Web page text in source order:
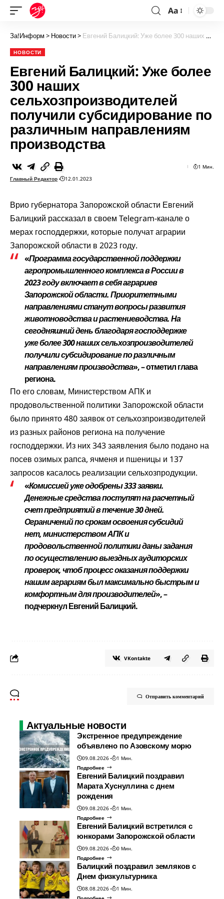
Aa
За!Информ > Новости> Евгений Балицкий: Уже более 300 наших сельхозпроизводителей получили субсидирование по различным направлениям производства
НОВОСТИ
Евгений Балицкий: Уже более
300 наших
сельхозпроизводителей
получили субсидирование по
различным направлениям
производства
Главный Редактор 12.01.2023
1 Мин.
Врио губернатора Запорожской области Евгений
Балицкий рассказал в своем Telegram-каналео
мерах господдержки, которые получат аграрии
Запорожской области в 2023 году.
«Программа государственной поддержки
агропромышленного комплекса в России в
2023 году включает в себя аграриев
Запорожской области. Приоритетными
направлениями станут вопросы развития
животноводства и растениеводства. На
сегодняшний день благодаря господдержке
уже более 300 наших сельхозпроизводителей
получили субсидирование по различным
направлениям производства», – отметил глава
региона.
По его словам, Министерством АПК и
продовольственной политики Запорожской области
было принято 480 заявок от сельхозпроизводителей
из разных районов региона на получение
господдержки. Из них 343 заявления было подано на
посев озимых рапса, ячменя и пшеницы и 137
запросов касалось реализации сельхозпродукции.
«Комиссией уже одобрены 333 заявки.
Денежные средства поступят на расчетный
счет предприятий в течение 30 дней.
Ограничений по срокам освоения субсидий
нет, министерством АПК и
продовольственной политики даны задания
по осуществлению выездных аудиторских
проверок, чтоб процесс оказания поддержки
нашим аграриям был максимально быстрым и
комфортным для производителей», –
подчеркнул Евгений Балицкий.
VKontakte
Отправить комментарий
Актуальные новости
Экстренное предупреждение
объявлено по Азовскому морю
09.08.2026
1 Мин.
Подробнее
Евгений Балицкий поздравил
Марата Хуснуллина с днем
рождения
09.08.2026
1 Мин.
Подробнее
Евгений Балицкий встретился с
юнкорами Запорожской области
09.08.2026
0 Мин.
Подробнее
Балицкий поздравил земляков с
Днем физкультурника
08.08.2026
1 Мин.